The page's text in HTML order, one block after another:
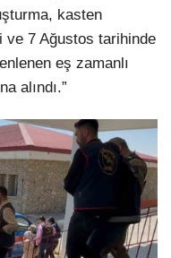
kasten
7 Ağustos tarihinde
eş zamanlı
alındı.”